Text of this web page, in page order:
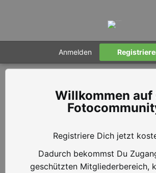
Anmelden
Registriere Dich jetzt
Dadurch bekommst Du
geschützten Mitgliederbereich,